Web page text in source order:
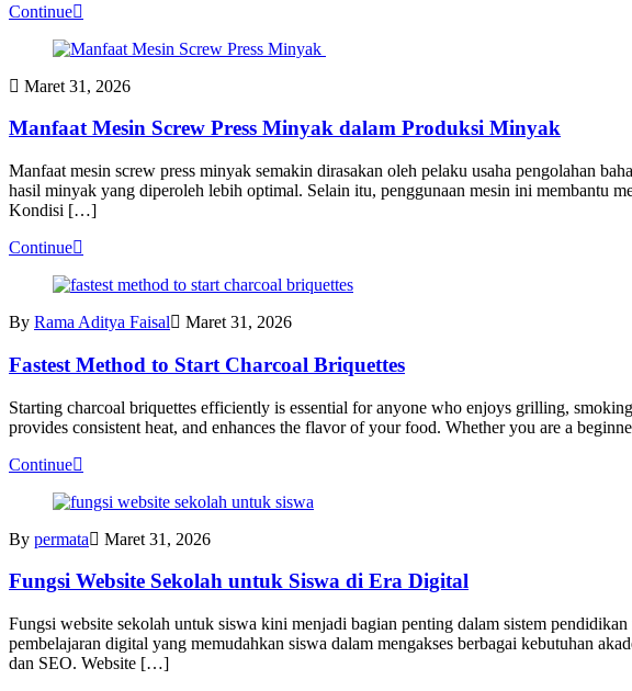
Continue
Maret 31, 2026
Manfaat Mesin Screw Press Minyak dalam Produksi Minyak
Manfaat mesin screw press minyak semakin dirasakan oleh pelaku usaha pengolahan
hasil minyak yang diperoleh lebih optimal. Selain itu, penggunaan mesin ini membantu
Kondisi […]
Continue
By Rama Aditya Faisal Maret 31, 2026
Fastest Method to Start Charcoal Briquettes
Starting charcoal briquettes efficiently is essential for anyone who enjoys grilling,
provides consistent heat, and enhances the flavor of your food. Whether you are a
Continue
By permata Maret 31, 2026
Fungsi Website Sekolah untuk Siswa di Era Digital
Fungsi website sekolah untuk siswa kini menjadi bagian penting dalam sistem
pembelajaran digital yang memudahkan siswa dalam mengakses berbagai kebutuhan
dan SEO. Website […]